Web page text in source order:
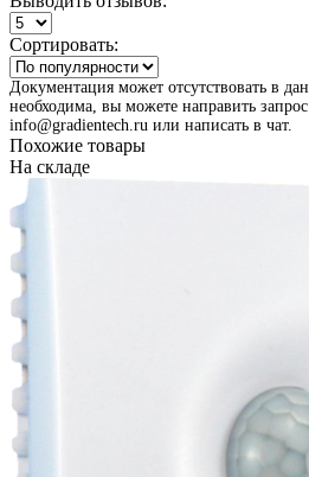
Сортировать:
Документация может отсутствовать в
необходима, вы можете направить
info@gradientech.ru или написать в чат.
Похожие товары
На складе